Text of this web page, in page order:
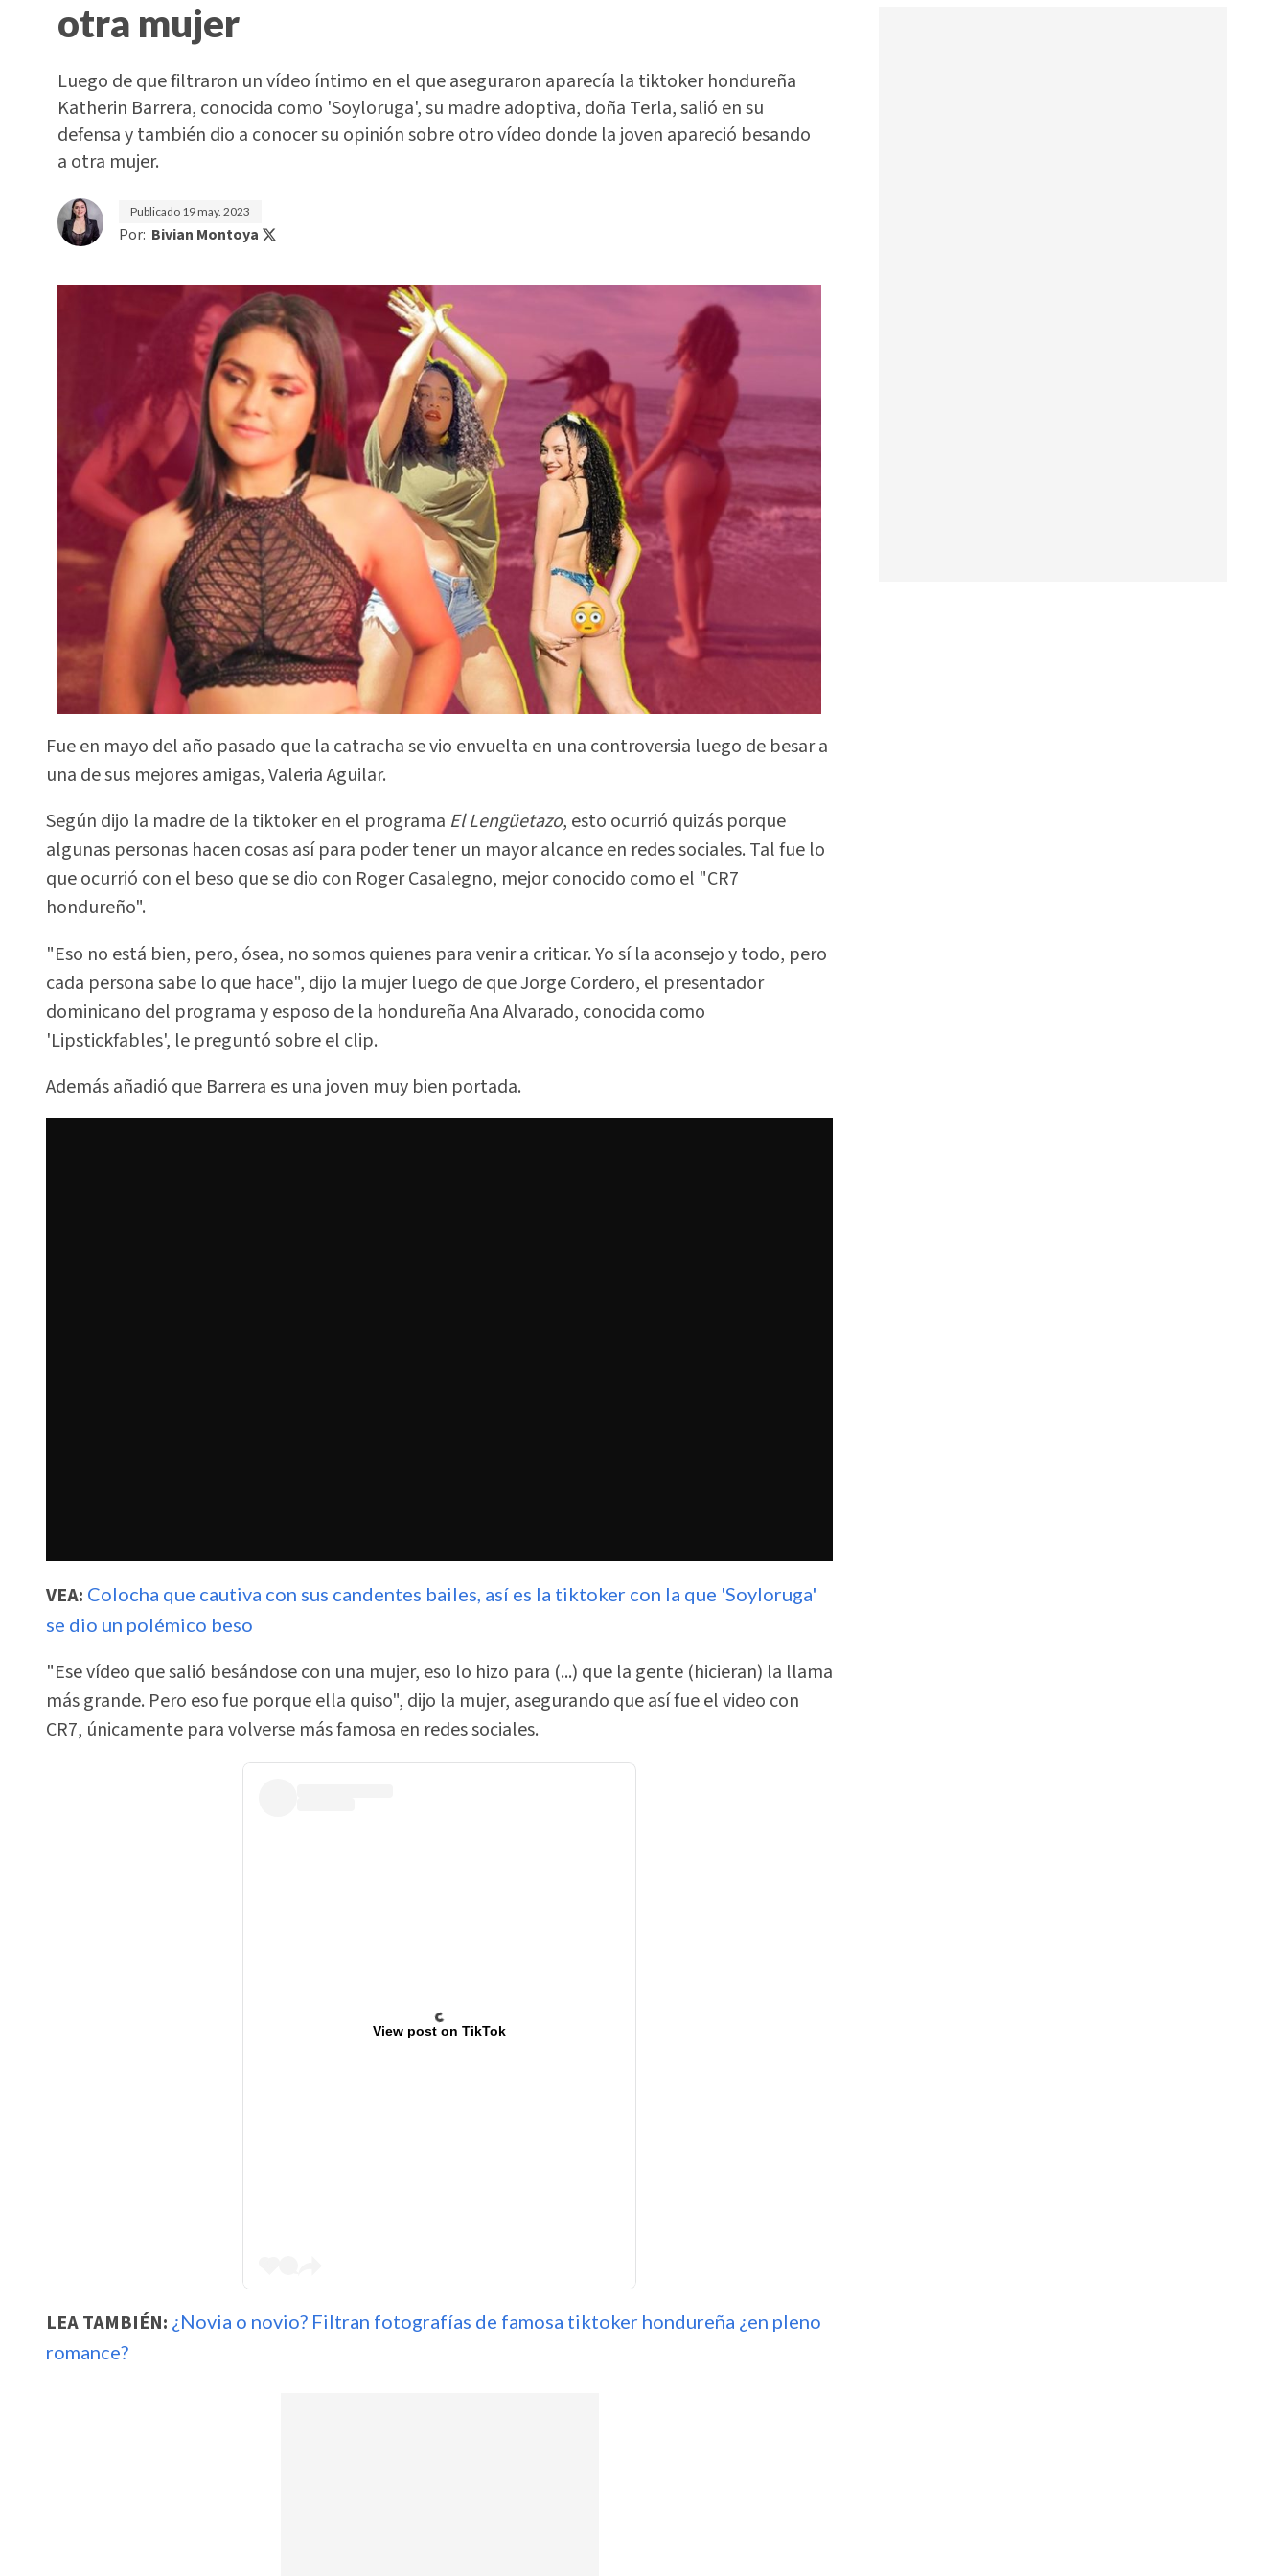
otra mujer
Luego de que filtraron un vídeo íntimo en el que aseguraron aparecía la tiktoker hondureña
Katherin Barrera, conocida como 'Soyloruga', su madre adoptiva, doña Terla, salió en su
defensa y también dio a conocer su opinión sobre otro vídeo donde la joven apareció besando
a otra mujer.
Publicado 19 may. 2023
Por: Bivian Montoya
Fue en mayo del año pasado que la catracha se vio envuelta en una controversia luego de besar a
una de sus mejores amigas, Valeria Aguilar.
Según dijo la madre de la tiktoker en el programa El Lengüetazo, esto ocurrió quizás porque
algunas personas hacen cosas así para poder tener un mayor alcance en redes sociales. Tal fue lo
que ocurrió con el beso que se dio con Roger Casalegno, mejor conocido como el "CR7
hondureño".
"Eso no está bien, pero, ósea, no somos quienes para venir a criticar. Yo sí la aconsejo y todo, pero
cada persona sabe lo que hace", dijo la mujer luego de que Jorge Cordero, el presentador
dominicano del programa y esposo de la hondureña Ana Alvarado, conocida como
'Lipstickfables', le preguntó sobre el clip.
Además añadió que Barrera es una joven muy bien portada.
VEA: Colocha que cautiva con sus candentes bailes, así es la tiktoker con la que 'Soyloruga'
se dio un polémico beso
"Ese vídeo que salió besándose con una mujer, eso lo hizo para (...) que la gente (hicieran) la llama
más grande. Pero eso fue porque ella quiso", dijo la mujer, asegurando que así fue el video con
CR7, únicamente para volverse más famosa en redes sociales.
View post on TikTok
LEA TAMBIÉN: ¿Novia o novio? Filtran fotografías de famosa tiktoker hondureña ¿en pleno
romance?